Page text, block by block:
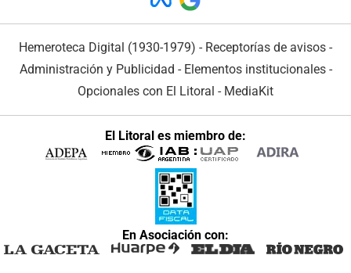
Hemeroteca Digital (1930-1979) - Receptorías de avisos -
Administración y Publicidad - Elementos institucionales-
Opcionales con El Litoral - MediaKit
El Litoral es miembro de:
En Asociación con: